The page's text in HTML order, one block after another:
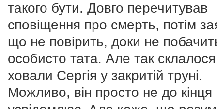
такого бути. Довго перечитував
сповіщення про смерть, потім
що не повірить, доки не
особисто тата. Але так
ховали Сергія у закритій труні.
Можливо, він просто не до кінця